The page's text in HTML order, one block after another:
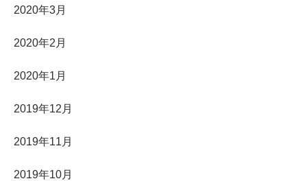
2020年3月
2020年2月
2020年1月
2019年12月
2019年11月
2019年10月